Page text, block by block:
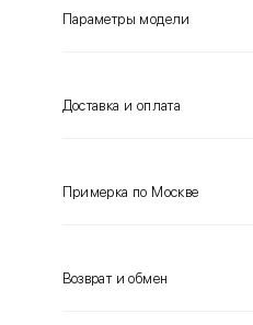
Параметры модели
Доставка и оплата
Примерка по Москве
Возврат и обмен